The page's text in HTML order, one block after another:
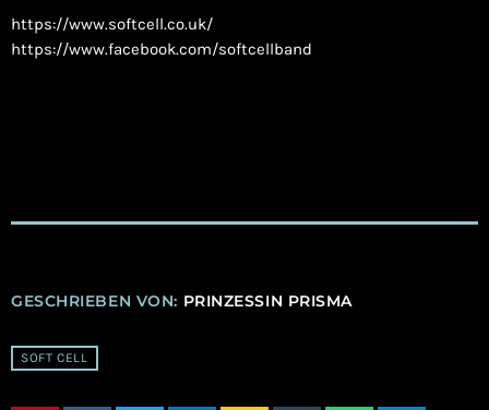
https://www.softcell.co.uk/
https://www.facebook.com/softcellband
GESCHRIEBEN VON: PRINZESSIN PRISMA
SOFT CELL